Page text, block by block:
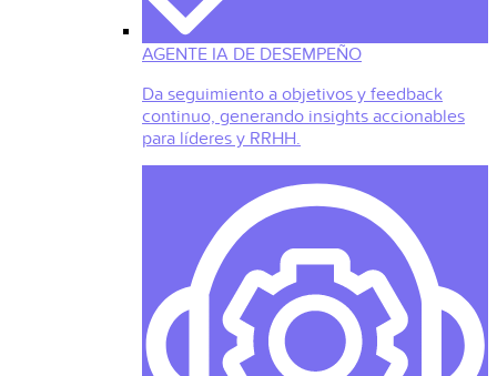
AGENTE IA DE DESEMPEÑO
Da seguimiento a objetivos y feedback
continuo, generando insights accionables
para líderes y RRHH.